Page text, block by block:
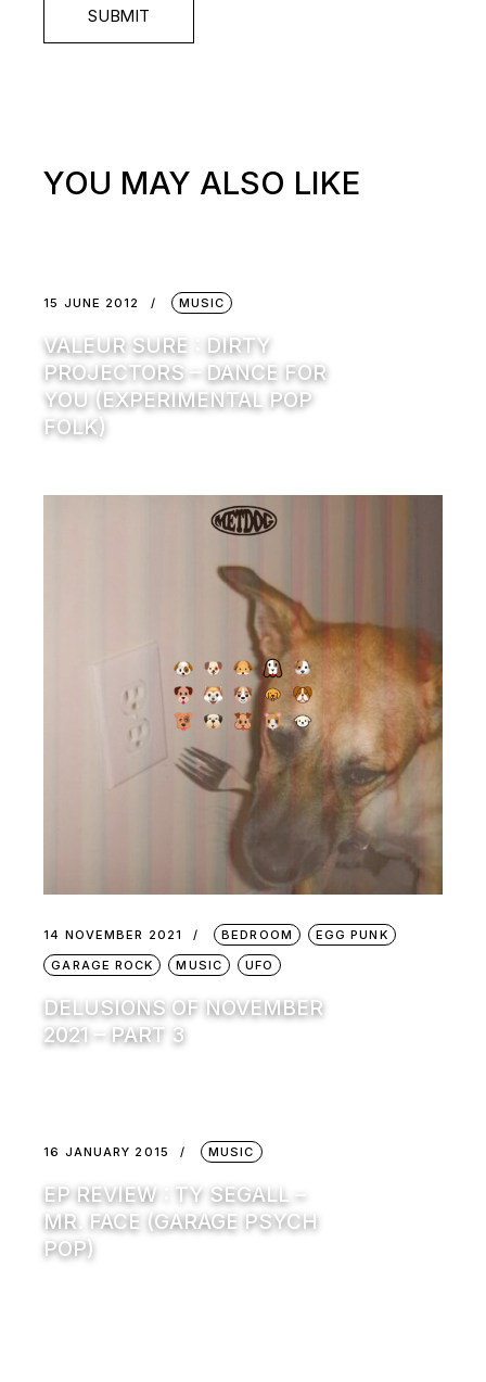
SUBMIT
YOU MAY ALSO LIKE
15 JUNE 2012 MUSIC
VALEUR SURE : DIRTY
PROJECTORS – DANCE FOR
YOU (EXPERIMENTAL POP
FOLK)
14 NOVEMBER 2021 BEDROOM
EGG PUNK
GARAGE ROCK
MUSIC UFO
DELUSIONS OF NOVEMBER
2021 – PART 3
16 JANUARY 2015 MUSIC
EP REVIEW : TY SEGALL –
MR. FACE (GARAGE PSYCH
POP)